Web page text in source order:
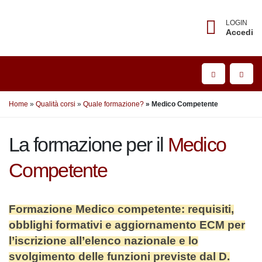
LOGIN
Accedi
Home Qualità corsi Quale formazione? Medico Competente
La formazione per ilMedico
Competente
Formazione Medico competente: requisiti,
obblighi formativi e aggiornamento ECM
per l’iscrizione all’elenco nazionale e lo
svolgimento delle funzioni previste dal D.